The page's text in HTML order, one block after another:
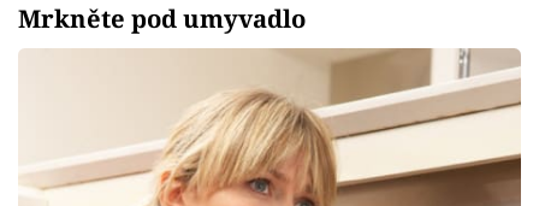
Mrkněte pod umyvadlo